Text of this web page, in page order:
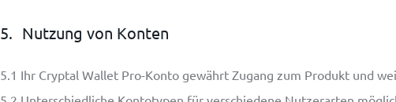
5. Nutzung von Konten
5.1 Ihr Cryptal Wallet Pro-Konto gewährt Zugang zum Produkt und